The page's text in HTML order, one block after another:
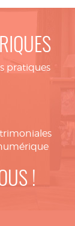
pratiques
!